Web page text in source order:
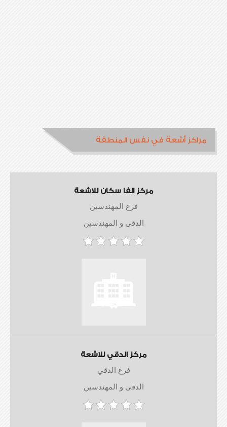
مراكز أشعة في نفس المنطقة
مركز الفا سكان للاشعة
فرع المهندسين
الدقى و المهندسين
مركز الدقي للاشعة
فرع الدقي
الدقى و المهندسين